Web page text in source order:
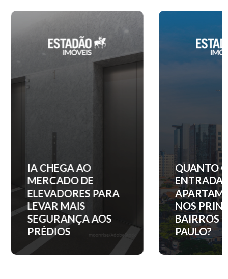
IA CHEGA AO
MERCADO DE
ELEVADORES PARA
LEVAR MAIS
SEGURANÇA AOS
PRÉDIOS
QUANTO
ENTRADA
NOS
BAIRROS
PAULO?